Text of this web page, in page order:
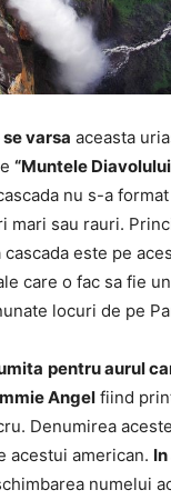
varsa aceasta
“Muntele
nu s-a
mari sau rauri.
este pe
care o fac sa fie
locuri de pe
pentru aurul
Angel fiind
Denumirea
acestui american.
numelui